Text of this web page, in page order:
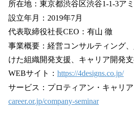
所在地：東京都渋谷区渋谷1-1-3ア
設立年月：2019年7月
代表取締役社長CEO：有山 徹
事業概要：経営コンサルティング
けた組織開発支援、キャリア開発
WEBサイト： https://4designs.co.jp/
サービス：プロティアン・キャリ
career.or.jp/company-seminar